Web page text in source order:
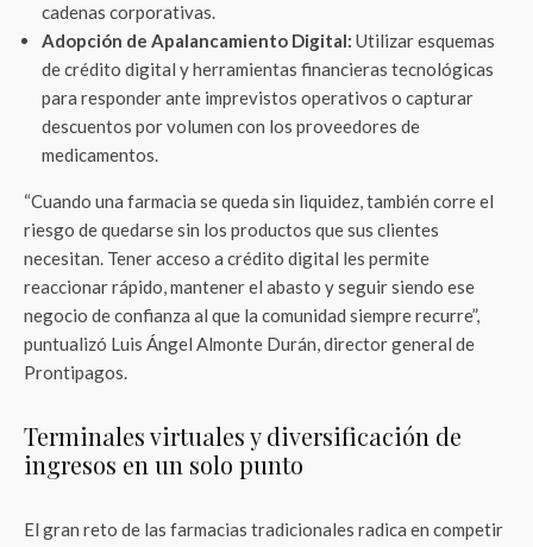
cadenas corporativas.
Adopción de Apalancamiento Digital: Utilizar esquemas
de crédito digital y herramientas financieras tecnológicas
para responder ante imprevistos operativos o capturar
descuentos por volumen con los proveedores de
medicamentos.
“Cuando una farmacia se queda sin liquidez, también corre el
riesgo de quedarse sin los productos que sus clientes
necesitan. Tener acceso a crédito digital les permite
reaccionar rápido, mantener el abasto y seguir siendo ese
negocio de confianza al que la comunidad siempre recurre”,
puntualizó Luis Ángel Almonte Durán, director general de
Prontipagos.
Terminales virtuales y diversificación de
ingresos en un solo punto
El gran reto de las farmacias tradicionales radica en competir